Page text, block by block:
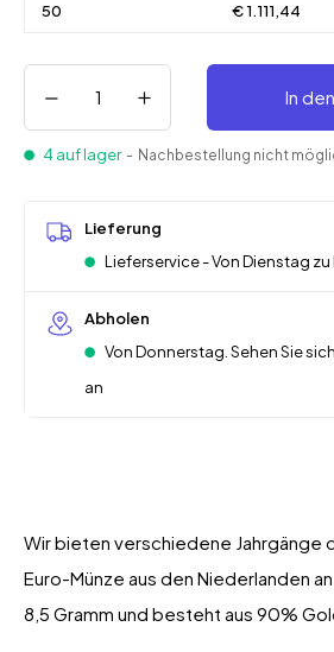
50 € 1.111,44
In
4 auf lager - Nachbestellung nicht
Lieferung
Lieferservice - Von Dienstag zu
Abholen
Von Donnerstag. Sehen Sie
an
Wir bieten verschiedene Jahrgänge
Euro-Münze aus den Niederlanden
8,5 Gramm und besteht aus 90%